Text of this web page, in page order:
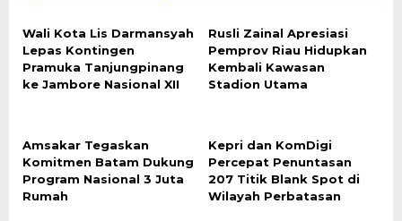
Wali Kota Lis Darmansyah
Lepas Kontingen
Pramuka Tanjungpinang
ke Jambore Nasional XII
Rusli Zainal Apresiasi
Pemprov Riau Hidupkan
Kembali Kawasan
Stadion Utama
Amsakar Tegaskan
Komitmen Batam Dukung
Program Nasional 3 Juta
Rumah
Kepri dan KomDigi
Percepat Penuntasan
207 Titik Blank Spot di
Wilayah Perbatasan